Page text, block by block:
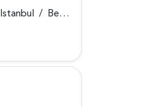
Istanbul / Beykoz